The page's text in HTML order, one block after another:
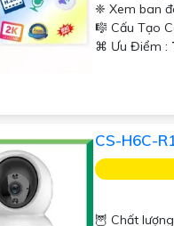
❈ Xem ban
🎼️ Cấu Tạo
️⌘ Ưu Điểm :
CS-H6C-
🦉 Chất